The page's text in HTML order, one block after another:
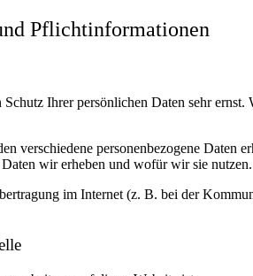
Pflicht­informationen
Ihrer persönlichen Daten sehr
verschiedene personenbezogene
wir erheben und wofür wir sie
im Internet (z. B. bei der